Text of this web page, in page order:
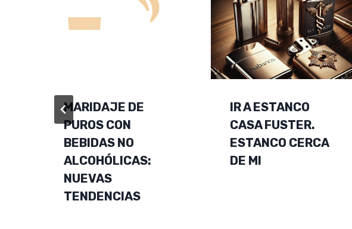
MARIDAJE DE
PUROS CON
BEBIDAS NO
ALCOHÓLICAS:
NUEVAS
TENDENCIAS
IR A ESTANCO
CASA FUSTER.
ESTANCO CERCA
DE MI